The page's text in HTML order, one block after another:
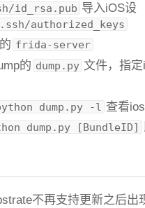
id_rsa.pub 导入iOS设
authorized_keys
frida-server
的 dump.py 文件，指
dump.py -l
查看
dump.py [BundleID]
不再支持更新之后